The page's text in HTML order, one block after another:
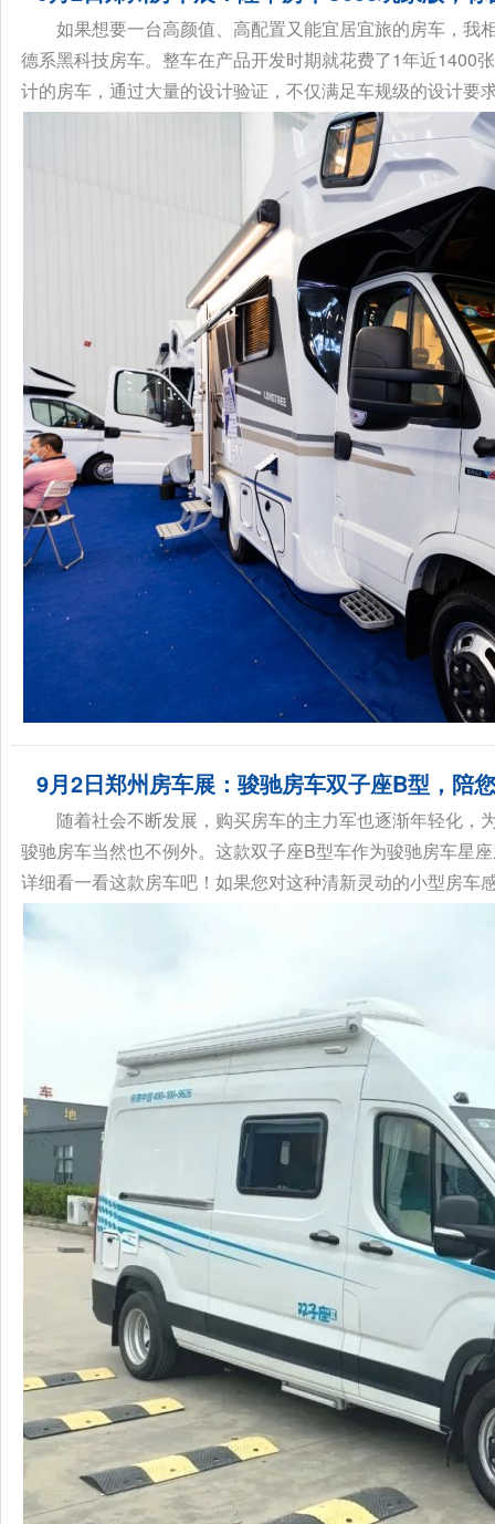
如果想要一台高颜值、高配置又能宜居宜旅的房车，
德系黑科技房车。整车在产品开发时期就花费了1年近1400
计的房车，通过大量的设计验证，不仅满足车规级的设计要
9月2日郑州房车展：骏驰房车双子座B型，陪
随着社会不断发展，购买房车的主力军也逐渐年轻化
骏驰房车当然也不例外。这款双子座B型车作为骏驰房车星
详细看一看这款房车吧！如果您对这种清新灵动的小型房车